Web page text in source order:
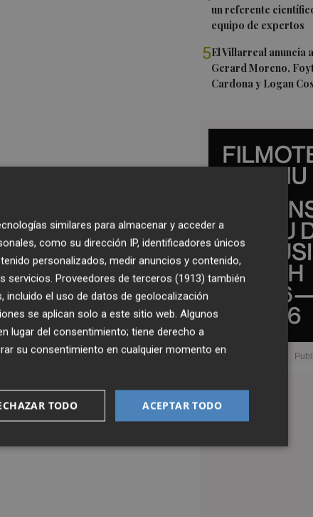
un referente
equipo de expertos
5El Villarreal anuncia
Gerard Moreno,
Cardona y Logan
similares para almacenar y acceder a
como su dirección IP, identificadores únicos
personalizados, medir anuncios y contenido,
servicios. Proveedores de terceros (1913) también
el uso de datos de geolocalización
se aplican solo a este sitio web. Algunos
lugar del consentimiento; tiene derecho a
su consentimiento en cualquier momento en
ACEPTAR TODO
TODO